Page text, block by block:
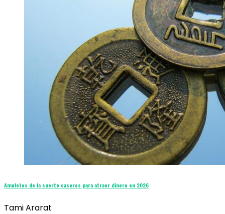
Amuletos de la suerte caseros para atraer dinero en 2026
Tami Ararat